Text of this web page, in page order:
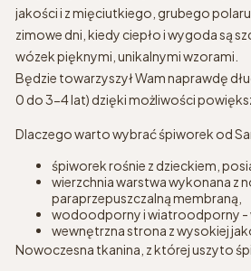
jakości i z mięciutkiego, grubego
zimowe dni, kiedy ciepło i wygoda są
wózek pięknymi, unikalnymi wzorami.
Będzie towarzyszył Wam naprawdę
0 do 3-4 lat) dzięki możliwości
Dlaczego warto wybrać śpiworek od
śpiworek rośnie z dzieckiem,
wierzchnia warstwa wykonana z
paraprzepuszczalną membraną,
wodoodporny i wiatroodporny -
wewnętrzna strona z wysokiej
Nowoczesna tkanina, z której uszyto